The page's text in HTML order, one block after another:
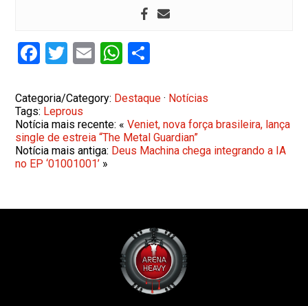
Facebook
Twitter
EmailWhatsApp
Categoria/Category: Destaque · Notícias
Tags: Leprous
Notícia mais recente: «Veniet, nova força brasileira, lança
single de estreia “The Metal Guardian”
Notícia mais antiga: Deus Machina chega integrando a IA
no EP ‘01001001’ »